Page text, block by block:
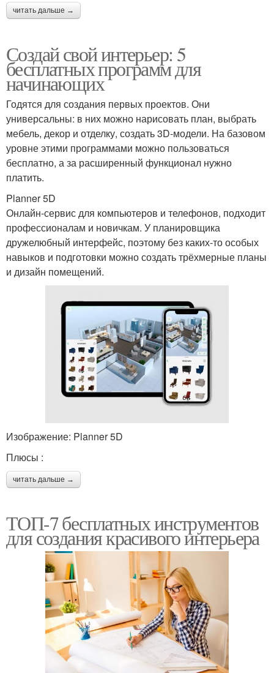
читать дальше →
Создай свой интерьер: 5
бесплатных программ для
начинающих
Годятся для создания первых проектов. Они
универсальны: в них можно нарисовать план, выбрать
мебель, декор и отделку, создать 3D-модели. На базовом
уровне этими программами можно пользоваться
бесплатно, а за расширенный функционал нужно
платить.
Planner 5D
Онлайн-сервис для компьютеров и телефонов, подходит
профессионалам и новичкам. У планировщика
дружелюбный интерфейс, поэтому без каких-то особых
навыков и подготовки можно создать трёхмерные планы
и дизайн помещений.
Изображение: Planner 5D
Плюсы :
читать дальше →
ТОП-7 бесплатных инструментов
для создания красивого интерьера